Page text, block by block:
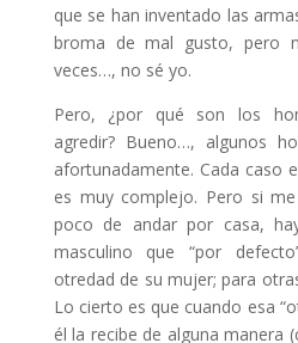
que se han inventado las
broma de mal gusto, pero
veces…, no sé yo.
Pero, ¿por qué son los
agredir? Bueno…, algunos
afortunadamente. Cada caso
es muy complejo. Pero si
poco de andar por casa,
masculino que “por
otredad de su mujer; para
Lo cierto es que cuando esa
él la recibe de alguna manera